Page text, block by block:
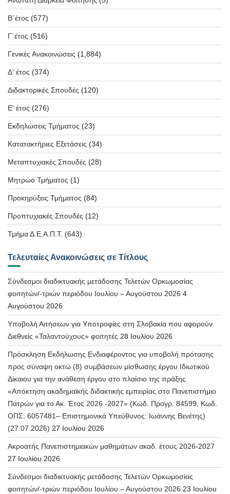
Β΄έτος (577)
Γ΄έτος (516)
Γενικές Ανακοινώσεις (1,884)
Δ' έτος (374)
Διδακτορικές Σπουδές (120)
Ε' έτος (276)
Εκδηλώσεις Τμήματος (23)
Κατατακτήριες Εξετάσεις (34)
Μεταπτυχιακές Σπουδές (28)
Μητρώο Τμήματος (1)
Προκηρύξεις Τμήματος (84)
Προπτυχιακές Σπουδές (12)
Τμήμα Δ.Ε.Α.Π.Τ. (643)
Τελευταίες Ανακοινώσεις σε Τίτλους
Σύνδεσμοι διαδικτυακής μετάδοσης Τελετών Ορκωμοσίας
φοιτητών/-τριών περιόδου Ιουλίου – Αυγούστου 2026 4
Αυγούστου 2026
Υποβολή Αιτήσεων για Υποτροφίες στη Σλοβακία που αφορούν
Διεθνείς «Ταλαντούχους» φοιτητές 28 Ιουλίου 2026
Πρόσκληση Εκδήλωσης Ενδιαφέροντος για υποβολή πρότασης
προς σύναψη οκτώ (8) συμβάσεων μίσθωσης έργου Ιδιωτικού
Δίκαιου για την ανάθεση έργου στο πλαίσιο της πράξης
«Απόκτηση ακαδημαϊκής διδακτικής εμπειρίας στο Πανεπιστήμιο
Πατρών για το Ακ. Έτος 2026 -2027» (Κώδ. Προγρ. 84599, Κωδ.
ΟΠΣ: 6057481– Επιστημονικά Υπεύθυνος: Ιωάννης Βενέτης)
(27.07.2026) 27 Ιουλίου 2026
Ακροατής Πανεπιστημιακών μαθημάτων ακαδ. έτους 2026-2027
27 Ιουλίου 2026
Σύνδεσμοι διαδικτυακής μετάδοσης Τελετών Ορκωμοσίας
φοιτητών/-τριών περιόδου Ιουλίου – Αυγούστου 2026 23 Ιουλίου